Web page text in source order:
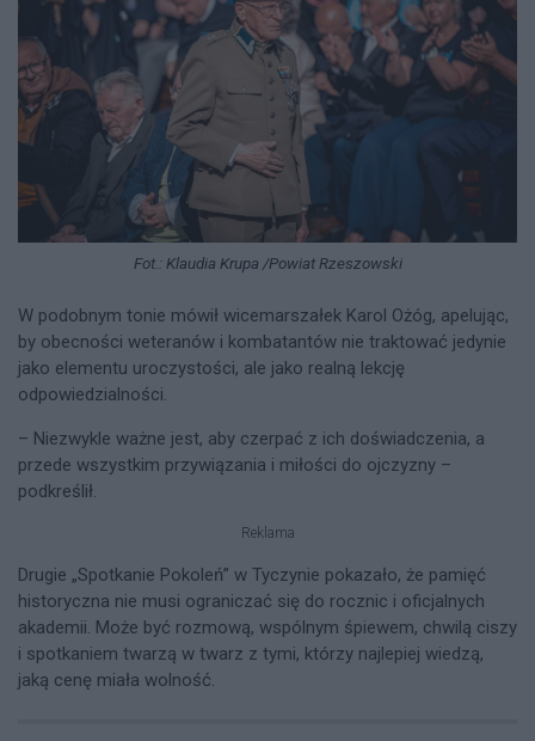
Fot.: Klaudia Krupa /Powiat Rzeszowski
W podobnym tonie mówił wicemarszałek Karol Ożóg, apelując,
by obecności weteranów i kombatantów nie traktować jedynie
jako elementu uroczystości, ale jako realną lekcję
odpowiedzialności.
– Niezwykle ważne jest, aby czerpać z ich doświadczenia, a
przede wszystkim przywiązania i miłości do ojczyzny –
podkreślił.
Reklama
Drugie „Spotkanie Pokoleń” w Tyczynie pokazało, że pamięć
historyczna nie musi ograniczać się do rocznic i oficjalnych
akademii. Może być rozmową, wspólnym śpiewem, chwilą ciszy
i spotkaniem twarzą w twarz z tymi, którzy najlepiej wiedzą,
jaką cenę miała wolność.